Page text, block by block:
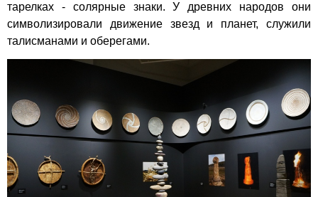
тарелках - солярные знаки. У древних народов они
символизировали движение звезд и планет, служили
талисманами и оберегами.